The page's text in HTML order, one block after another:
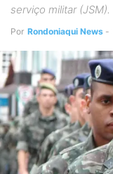
serviço militar (JSM).
Por Rondoniaqui News -